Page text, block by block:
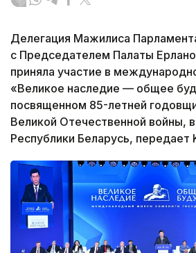
Делегация Мажилиса
с Председателем Палаты
приняла участие в
«Великое наследие — общее
посвященном 85-летней
Великой Отечественной войны,
Республики Беларусь, передает